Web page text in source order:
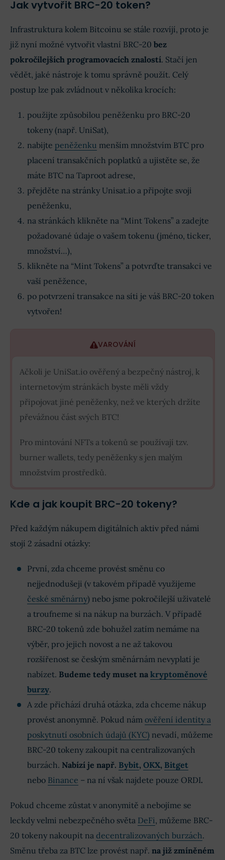
Jak vytvořit BRC-20 token?
Infrastruktura kolem Bitcoinu se stále rozvíjí, proto je
již nyní možné vytvořit vlastní BRC-20 bez
pokročilejších programovacích znalostí. Stačí jen
vědět, jaké nástroje k tomu správně použít. Celý
postup lze pak zvládnout v několika krocích:
použijte způsobilou peněženku pro BRC-20
tokeny (např. UniSat),
nabijte peněženku menším množstvím BTC pro
placení transakčních poplatků a ujistěte se, že
máte BTC na Taproot adrese,
přejděte na stránky Unisat.io a připojte svoji
peněženku,
na stránkách klikněte na “Mint Tokens” a zadejte
požadované údaje o vašem tokenu (jméno, ticker,
množství…),
klikněte na “Mint Tokens” a potvrďte transakci ve
vaší peněžence,
po potvrzení transakce na síti je váš BRC-20 token
vytvořen!
VAROVÁNÍ
Ačkoli je UniSat.io ověřený a bezpečný nástroj, k
internetovým stránkách byste měli vždy
připojovat jiné peněženky, než ve kterých držíte
převážnou část svých BTC!
Pro mintování NFTs a tokenů se používají tzv.
burner wallets, tedy peněženky s jen malým
množstvím prostředků.
Kde a jak koupit BRC-20 tokeny?
Před každým nákupem digitálních aktiv před námi
stojí 2 zásadní otázky:
První, zda chceme provést směnu co
nejjednodušeji (v takovém případě využijeme
české směnárny) nebo jsme pokročilejší uživatelé
a troufneme si na nákup na burzách. V případě
BRC-20 tokenů zde bohužel zatím nemáme na
výběr, pro jejich novost a ne až takovou
rozšířenost se českým směnárnám nevyplatí je
nabízet. Budeme tedy muset na kryptoměnové
burzy.
A zde přichází druhá otázka, zda chceme nákup
provést anonymně. Pokud nám ověření identity a
poskytnutí osobních údajů (KYC) nevadí, můžeme
BRC-20 tokeny zakoupit na centralizovaných
burzách. Nabízí je např. Bybit, OKX, Bitget
nebo Binance – na ní však najdete pouze ORDI.
Pokud chceme zůstat v anonymitě a nebojíme se
leckdy velmi nebezpečného světa DeFi, můžeme BRC-
20 tokeny nakoupit na decentralizovaných burzách.
Směnu třeba za BTC lze provést např. na již zmíněném